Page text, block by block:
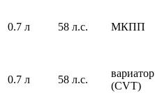
0.7 л 58 л.с. МКПП
0.7 л 58 л.с.
вариатор
(CVT)